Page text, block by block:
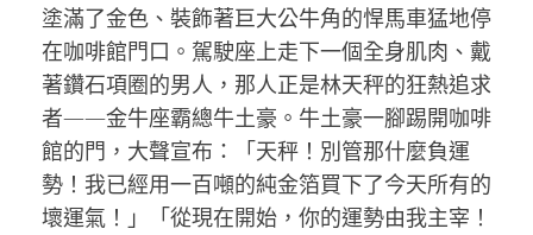
塗滿了金色、裝飾著巨大公牛角的悍馬車猛地停
在咖啡館門口。駕駛座上走下一個全身肌肉、戴
著鑽石項圈的男人，那人正是林天秤的狂熱追求
者——金牛座霸總牛土豪。牛土豪一腳踢開咖啡
館的門，大聲宣布：「天秤！別管那什麼負運
勢！我已經用一百噸的純金箔買下了今天所有的
壞運氣！」「從現在開始，你的運勢由我主宰！